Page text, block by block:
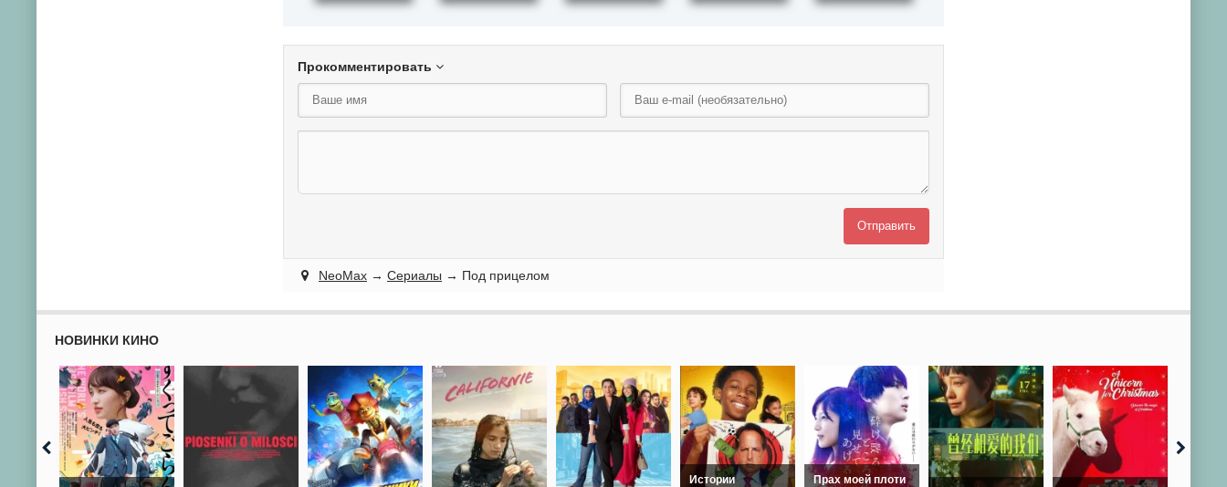
Прокомментировать
Отправить
NeoMax → Сериалы → Под прицелом
НОВИНКИ КИНО
Истории
Прах моей плоти